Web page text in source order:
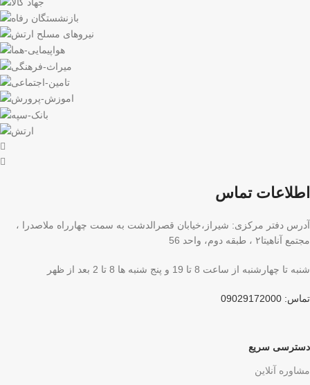
اطلاعات تماس
آدرس دفتر مرکزی: شیراز،خیابان قصرالدشت به سمت چهارراه ملاصدرا ،
مجتمع آناهیتا۲ ، طبقه دوم، واحد 56
شنبه تا چهارشنبه از ساعت 8 تا 19 و پنج شنبه ها 8 تا 2 بعد از ظهر
تماس: 09029172000
دسترسی سریع
مشاوره آنلاین